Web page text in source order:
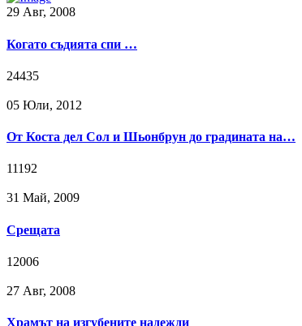
29 Авг, 2008
Когато съдията спи …
24435
05 Юли, 2012
От Коста дел Сол и Шьонбрун до градината на…
11192
31 Май, 2009
Срещата
12006
27 Авг, 2008
Храмът на изгубените надежди